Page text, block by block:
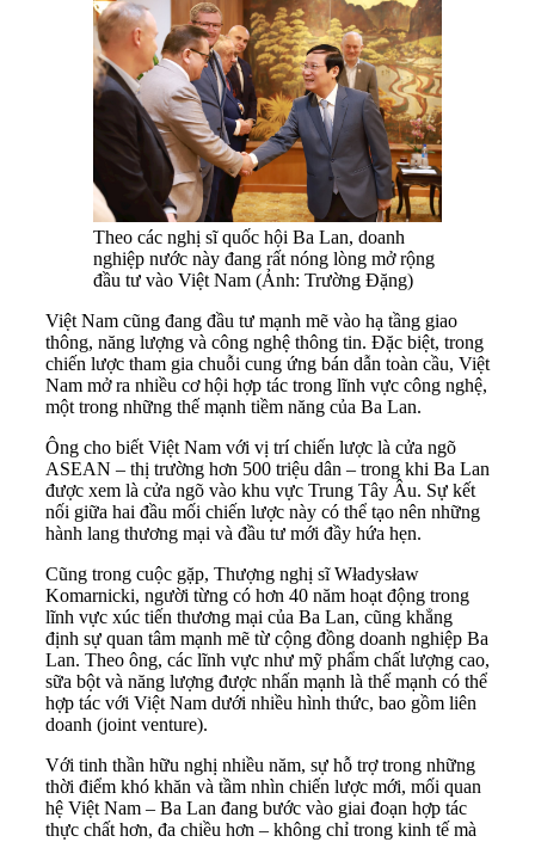
Theo các nghị sĩ quốc hội Ba Lan, doanh
nghiệp nước này đang rất nóng lòng mở rộng
đầu tư vào Việt Nam (Ảnh: Trường Đặng)
Việt Nam cũng đang đầu tư mạnh mẽ vào hạ tầng giao
thông, năng lượng và công nghệ thông tin. Đặc biệt, trong
chiến lược tham gia chuỗi cung ứng bán dẫn toàn cầu, Việt
Nam mở ra nhiều cơ hội hợp tác trong lĩnh vực công nghệ,
một trong những thế mạnh tiềm năng của Ba Lan.
Ông cho biết Việt Nam với vị trí chiến lược là cửa ngõ
ASEAN – thị trường hơn 500 triệu dân – trong khi Ba Lan
được xem là cửa ngõ vào khu vực Trung Tây Âu. Sự kết
nối giữa hai đầu mối chiến lược này có thể tạo nên những
hành lang thương mại và đầu tư mới đầy hứa hẹn.
Cũng trong cuộc gặp, Thượng nghị sĩ Władysław
Komarnicki, người từng có hơn 40 năm hoạt động trong
lĩnh vực xúc tiến thương mại của Ba Lan, cũng khẳng
định sự quan tâm mạnh mẽ từ cộng đồng doanh nghiệp Ba
Lan. Theo ông, các lĩnh vực như mỹ phẩm chất lượng cao,
sữa bột và năng lượng được nhấn mạnh là thế mạnh có thể
hợp tác với Việt Nam dưới nhiều hình thức, bao gồm liên
doanh (joint venture).
Với tinh thần hữu nghị nhiều năm, sự hỗ trợ trong những
thời điểm khó khăn và tầm nhìn chiến lược mới, mối quan
hệ Việt Nam – Ba Lan đang bước vào giai đoạn hợp tác
thực chất hơn, đa chiều hơn – không chỉ trong kinh tế mà